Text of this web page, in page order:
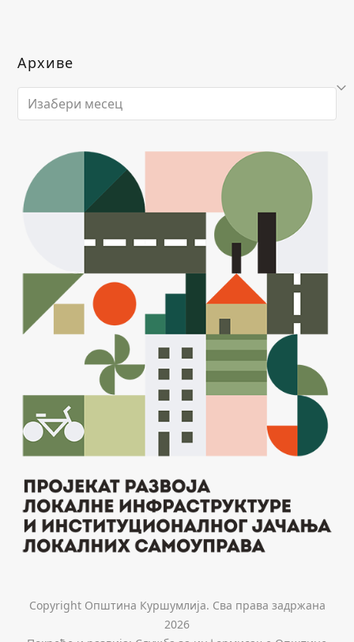
Архиве
Архиве
Copyright Општина Куршумлија. Сва права задржана
2026